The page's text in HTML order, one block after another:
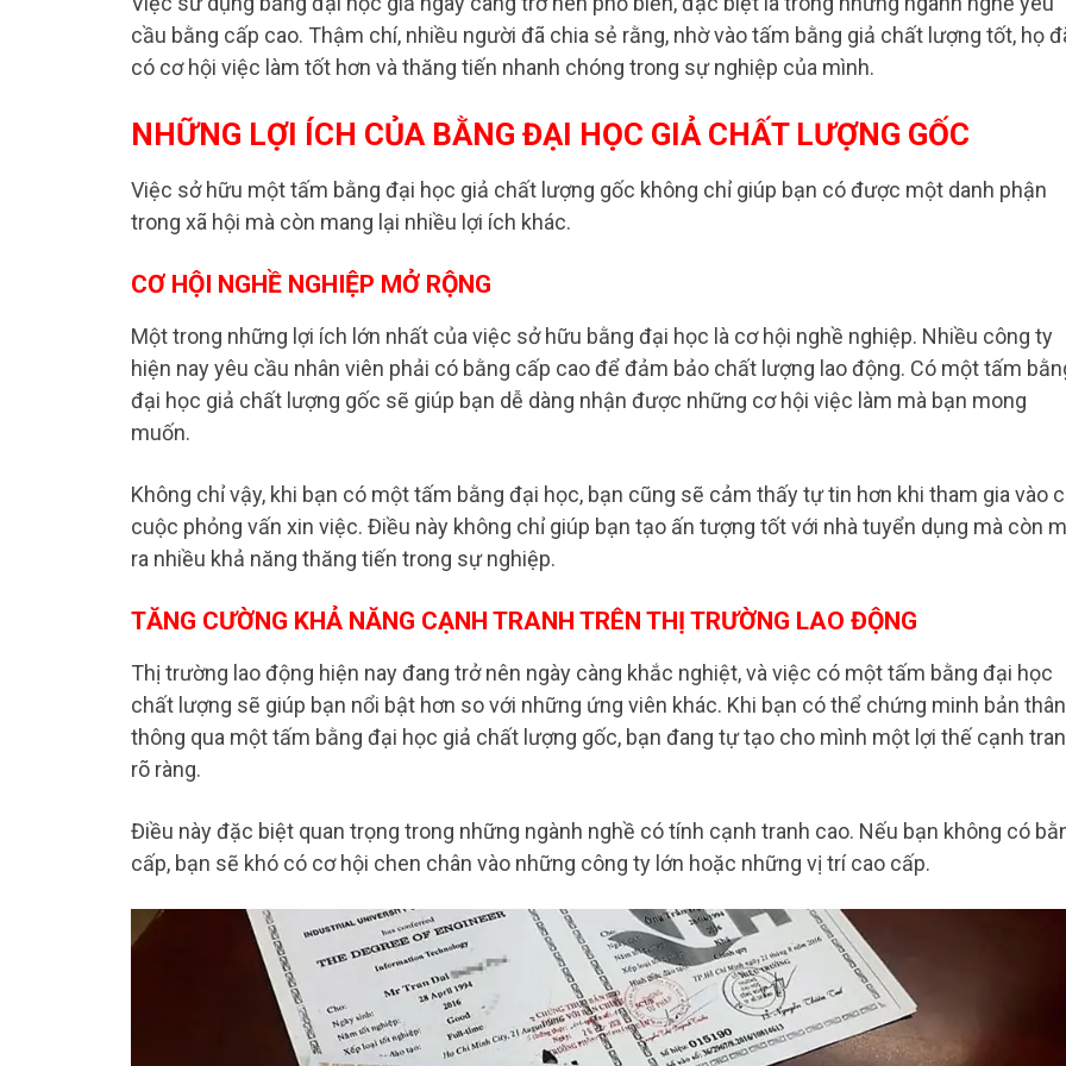
cầu bằng cấp cao. Thậm chí, nhiều người đã chia sẻ rằng, nhờ vào tấm bằng giả chất lượng tốt, họ
có cơ hội việc làm tốt hơn và thăng tiến nhanh chóng trong sự nghiệp của mình.
NHỮNG LỢI ÍCH CỦA BẰNG ĐẠI HỌC GIẢ CHẤT LƯỢNG GỐC
Việc sở hữu một tấm bằng đại học giả chất lượng gốc không chỉ giúp bạn có được một danh phận
trong xã hội mà còn mang lại nhiều lợi ích khác.
CƠ HỘI NGHỀ NGHIỆP MỞ RỘNG
Một trong những lợi ích lớn nhất của việc sở hữu bằng đại học là cơ hội nghề nghiệp. Nhiều công ty
hiện nay yêu cầu nhân viên phải có bằng cấp cao để đảm bảo chất lượng lao động. Có một tấm
đại học giả chất lượng gốc sẽ giúp bạn dễ dàng nhận được những cơ hội việc làm mà bạn mong
muốn.
Không chỉ vậy, khi bạn có một tấm bằng đại học, bạn cũng sẽ cảm thấy tự tin hơn khi tham gia vào
cuộc phỏng vấn xin việc. Điều này không chỉ giúp bạn tạo ấn tượng tốt với nhà tuyển dụng mà còn
ra nhiều khả năng thăng tiến trong sự nghiệp.
TĂNG CƯỜNG KHẢ NĂNG CẠNH TRANH TRÊN THỊ TRƯỜNG LAO ĐỘNG
Thị trường lao động hiện nay đang trở nên ngày càng khắc nghiệt, và việc có một tấm bằng đại học
chất lượng sẽ giúp bạn nổi bật hơn so với những ứng viên khác. Khi bạn có thể chứng minh bản thân
thông qua một tấm bằng đại học giả chất lượng gốc, bạn đang tự tạo cho mình một lợi thế cạnh
rõ ràng.
Điều này đặc biệt quan trọng trong những ngành nghề có tính cạnh tranh cao. Nếu bạn không có
cấp, bạn sẽ khó có cơ hội chen chân vào những công ty lớn hoặc những vị trí cao cấp.